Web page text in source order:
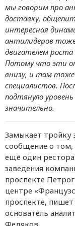
мы говорим про
доставку,
интересная
антилидеров
двигателем роста
Потому что эти
внизу, и там тоже
специалистов.
подтянуло
значительно.
Замыкает тройку
сообщение о том,
ещё один
заведения
проспекте
центре
проспекте,
основатель
Федяков.